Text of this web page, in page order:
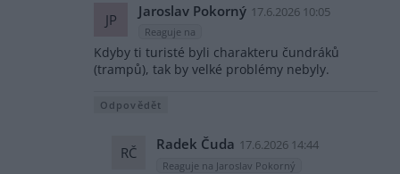
JP Jaroslav Pokorný 17.6.2026 10:05
Reaguje na
Kdyby ti turisté byli charakteru čundráků
(trampů), tak by velké problémy nebyly.
Odpovědět
RČ Radek Čuda 17.6.2026 14:44
Reaguje na Jaroslav Pokorný